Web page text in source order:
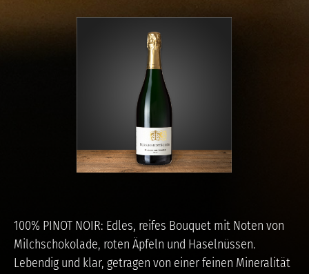
100% PINOT NOIR: Edles, reifes Bouquet mit Noten von
Milchschokolade, roten Äpfeln und Haselnüssen.
Lebendig und klar, getragen von einer feinen Mineralität